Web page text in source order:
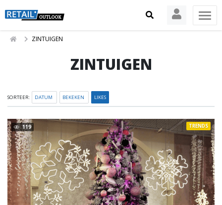
ZINTUIGEN
ZINTUIGEN
SORTEER: DATUM BEKEKEN LIKES
119 TRENDS